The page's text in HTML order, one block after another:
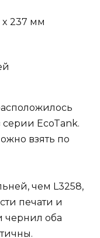
x 237 мм
EcoTank.
взять по
чем L3258,
печати и
чернил оба